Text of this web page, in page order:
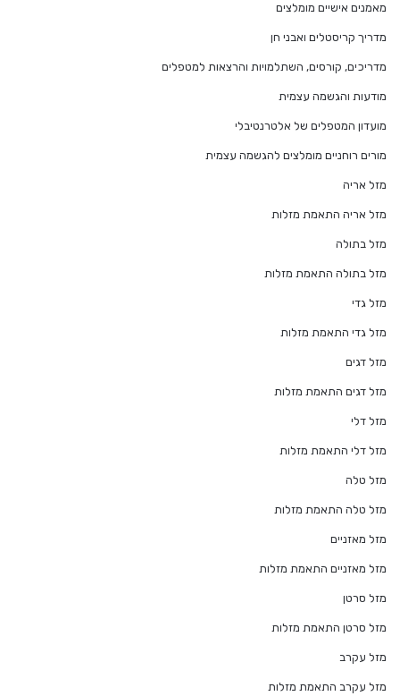
מאמנים אישיים מומלצים
מדריך קריסטלים ואבני חן
מדריכים, קורסים, השתלמויות והרצאות למטפלים
מודעות והגשמה עצמית
מועדון המטפלים של אלטרנטיבלי
מורים רוחניים מומלצים להגשמה עצמית
מזל אריה
מזל אריה התאמת מזלות
מזל בתולה
מזל בתולה התאמת מזלות
מזל גדי
מזל גדי התאמת מזלות
מזל דגים
מזל דגים התאמת מזלות
מזל דלי
מזל דלי התאמת מזלות
מזל טלה
מזל טלה התאמת מזלות
מזל מאזניים
מזל מאזניים התאמת מזלות
מזל סרטן
מזל סרטן התאמת מזלות
מזל עקרב
מזל עקרב התאמת מזלות